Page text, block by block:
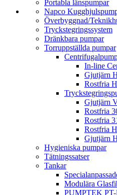
Portabla länspumpar
Napco
Överbyggnad/­
Tryckstegrings­system
Dränkbara pumpar
Torrupp­ställda pumpar
In-line
Gjutjärn
Rostfria
Gjutjärn
Rostfria
Rostfria
Rostfria
Gjutjärn
Hygieniska pumpar
Tätnings­satser
Tankar
Modulära
PUMPTEK